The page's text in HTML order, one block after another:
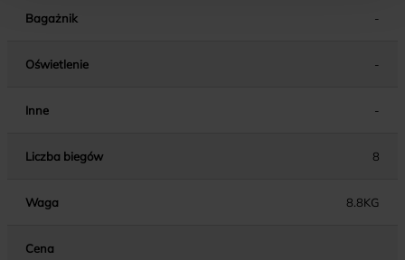
Bagażnik -
Oświetlenie -
Inne -
Liczba biegów 8
Waga 8.8KG
Cena